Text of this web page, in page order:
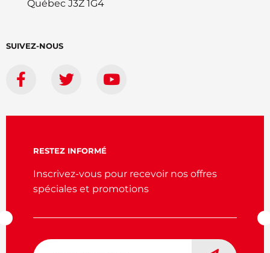
Québec J3Z 1G4
SUIVEZ-NOUS
RESTEZ INFORMÉ
Inscrivez-vous pour recevoir nos offres
spéciales et promotions
Adresse